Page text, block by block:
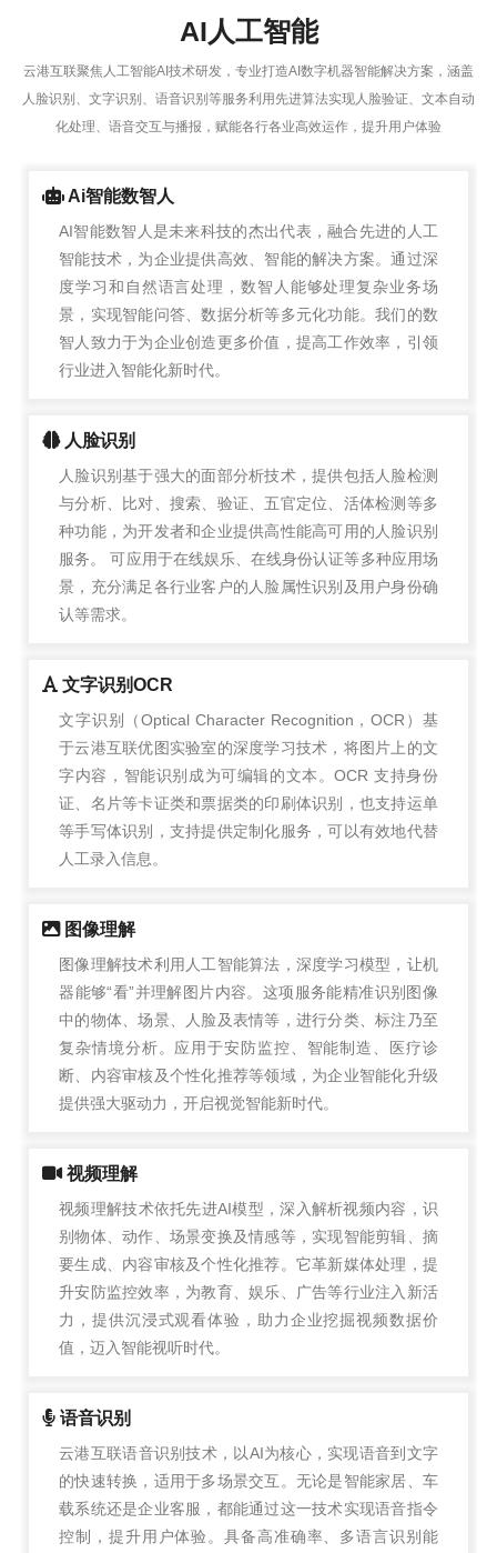
AI人工智能
云港互联聚焦人工智能AI技术研发，专业打造AI数字机器智能解决方案，涵盖
人脸识别、文字识别、语音识别等服务利用先进算法实现人脸验证、文本自动
化处理、语音交互与播报，赋能各行各业高效运作，提升用户体验
Ai智能数智人
AI智能数智人是未来科技的杰出代表，融合先进的人工
智能技术，为企业提供高效、智能的解决方案。通过深
度学习和自然语言处理，数智人能够处理复杂业务场
景，实现智能问答、数据分析等多元化功能。我们的数
智人致力于为企业创造更多价值，提高工作效率，引领
行业进入智能化新时代。
人脸识别
人脸识别基于强大的面部分析技术，提供包括人脸检测
与分析、比对、搜索、验证、五官定位、活体检测等多
种功能，为开发者和企业提供高性能高可用的人脸识别
服务。 可应用于在线娱乐、在线身份认证等多种应用场
景，充分满足各行业客户的人脸属性识别及用户身份确
认等需求。
文字识别OCR
文字识别（Optical Character Recognition，OCR）基
于云港互联优图实验室的深度学习技术，将图片上的文
字内容，智能识别成为可编辑的文本。OCR 支持身份
证、名片等卡证类和票据类的印刷体识别，也支持运单
等手写体识别，支持提供定制化服务，可以有效地代替
人工录入信息。
图像理解
图像理解技术利用人工智能算法，深度学习模型，让机
器能够“看”并理解图片内容。这项服务能精准识别图像
中的物体、场景、人脸及表情等，进行分类、标注乃至
复杂情境分析。应用于安防监控、智能制造、医疗诊
断、内容审核及个性化推荐等领域，为企业智能化升级
提供强大驱动力，开启视觉智能新时代。
视频理解
视频理解技术依托先进AI模型，深入解析视频内容，识
别物体、动作、场景变换及情感等，实现智能剪辑、摘
要生成、内容审核及个性化推荐。它革新媒体处理，提
升安防监控效率，为教育、娱乐、广告等行业注入新活
力，提供沉浸式观看体验，助力企业挖掘视频数据价
值，迈入智能视听时代。
语音识别
云港互联语音识别技术，以AI为核心，实现语音到文字
的快速转换，适用于多场景交互。无论是智能家居、车
载系统还是企业客服，都能通过这一技术实现语音指令
控制，提升用户体验。具备高准确率、多语言识别能